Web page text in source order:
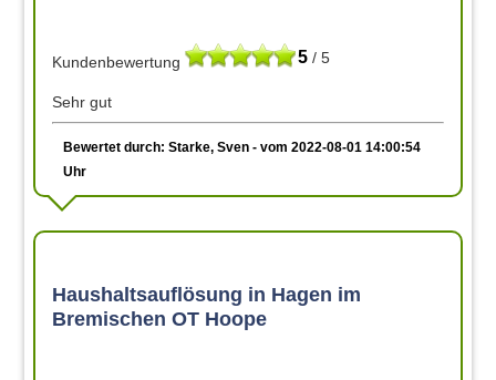
5 / 5
Kundenbewertung
Sehr gut
Bewertet durch: Starke, Sven - vom 2022-08-01 14:00:54
Uhr
Haushaltsauflösung in Hagen im
Bremischen OT Hoope